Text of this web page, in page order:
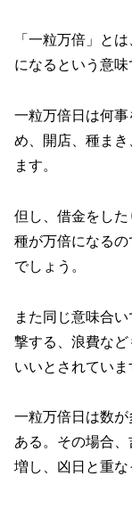
「一粒万倍」と
になるという意味
一粒万倍日は何
め、開店、種ま
ます。
但し、借金をし
種が万倍になる
でしょう。
また同じ意味合
撃する、浪費な
いいとされていま
一粒万倍日は数
ある。その場合
増し、凶日と重な